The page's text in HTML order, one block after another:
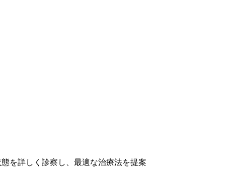
を詳しく診察し、最適な治療法を提案